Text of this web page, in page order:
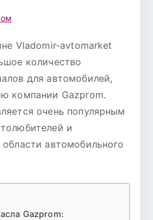
Vladomir-avtomarket
количество
для автомобилей,
компании Gazprom.
очень популярным
и
автомобильного
Gazprom: